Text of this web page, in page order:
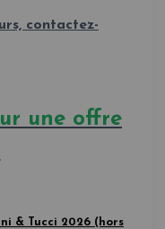
contactez-
une offre
& Tucci 2026 (hors